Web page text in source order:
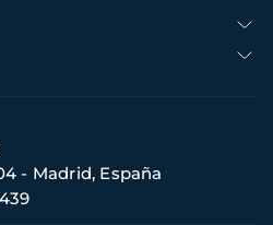
- Madrid, España